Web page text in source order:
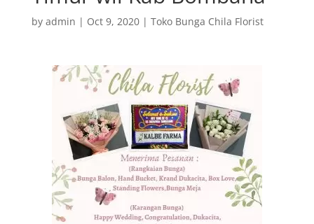
by admin | Oct 9, 2020| Toko Bunga Chila Florist